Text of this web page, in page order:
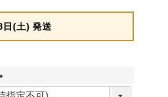
日(土) 発送
(